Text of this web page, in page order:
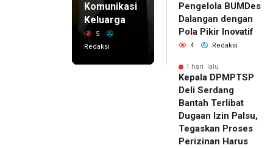
Komunikasi
Keluarga
5
Redaksi
Pengelola BUMDes
Dalangan dengan
Pola Pikir Inovatif
4 Redaksi
1 hari lalu
Kepala DPMPTSP
Deli Serdang
Bantah Terlibat
Dugaan Izin Palsu,
Tegaskan Proses
Perizinan Harus